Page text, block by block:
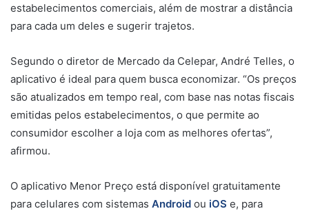
estabelecimentos comerciais, além de mostrar a distância
para cada um deles e sugerir trajetos.
Segundo o diretor de Mercado da Celepar, André Telles, o
aplicativo é ideal para quem busca economizar. “Os preços
são atualizados em tempo real, com base nas notas fiscais
emitidas pelos estabelecimentos, o que permite ao
consumidor escolher a loja com as melhores ofertas”,
afirmou.
O aplicativo Menor Preço está disponível gratuitamente
para celulares com sistemas Android ou iOS e, para